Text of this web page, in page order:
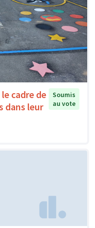
cadre de
dans leur
Soumis
au vote